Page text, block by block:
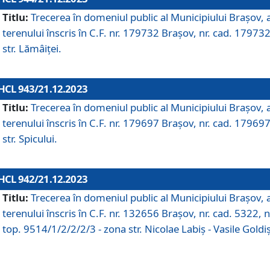
Titlu: Trecerea în domeniul public al Municipiului Braşov,
terenului înscris în C.F. nr. 179732 Brașov, nr. cad.
str. Lămâiței.
943/21.12.2023
Titlu: Trecerea în domeniul public al Municipiului Braşov,
terenului înscris în C.F. nr. 179697 Brașov, nr. cad.
str. Spicului.
942/21.12.2023
Titlu: Trecerea în domeniul public al Municipiului Braşov,
terenului înscris în C.F. nr. 132656 Brașov, nr. cad. 5322,
top. 9514/1/2/2/2/3 - zona str. Nicolae Labiș - Vasile